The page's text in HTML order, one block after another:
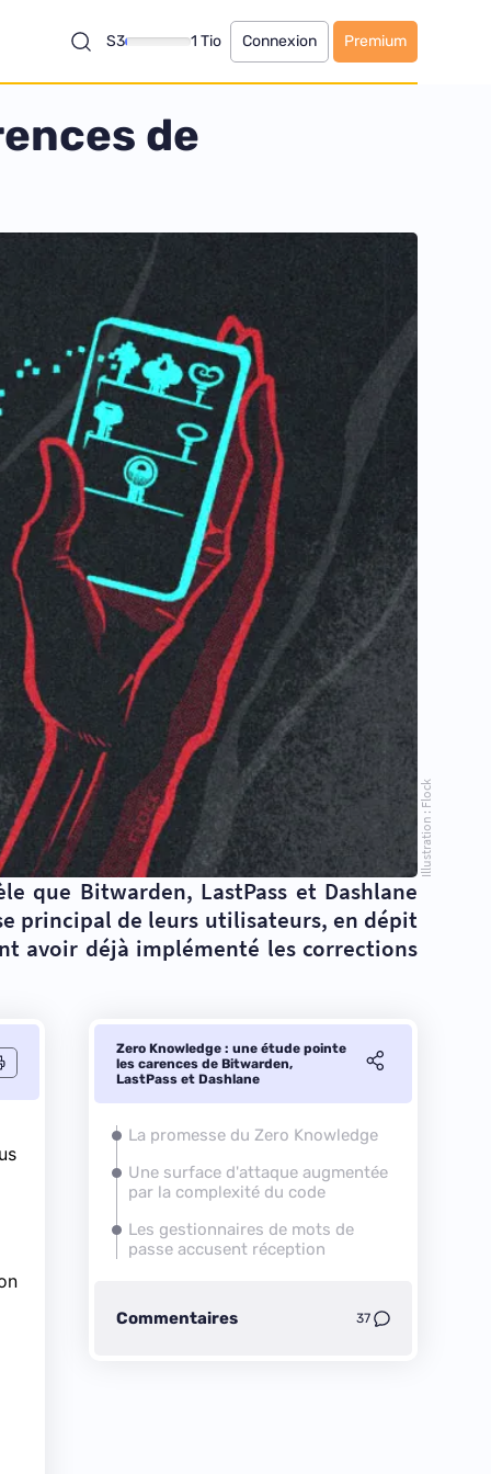
S3 1 Tio Connexion Premium
de
Illustration : Flock
que Bitwarden, LastPass et Dashlane
principal de leurs utilisateurs, en dépit
avoir déjà implémenté les corrections
Zero Knowledge : une étude pointe
les carences de Bitwarden,
LastPass et Dashlane
La promesse du Zero Knowledge
Une surface d'attaque augmentée
par la complexité du code
Les gestionnaires de mots de
passe accusent réception
Commentaires 37